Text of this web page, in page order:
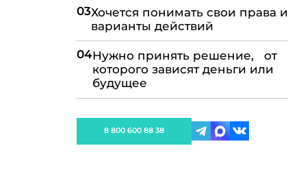
03Хочется понимать свои права и
варианты действий
04Нужно принять решение, от
которого зависят деньги или
будущее
8 800 600 88 38